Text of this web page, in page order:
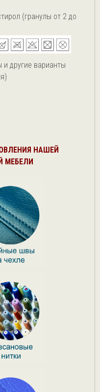
(гранулы от 2 до
другие варианты
НАШЕЙ
МЕБЕЛИ